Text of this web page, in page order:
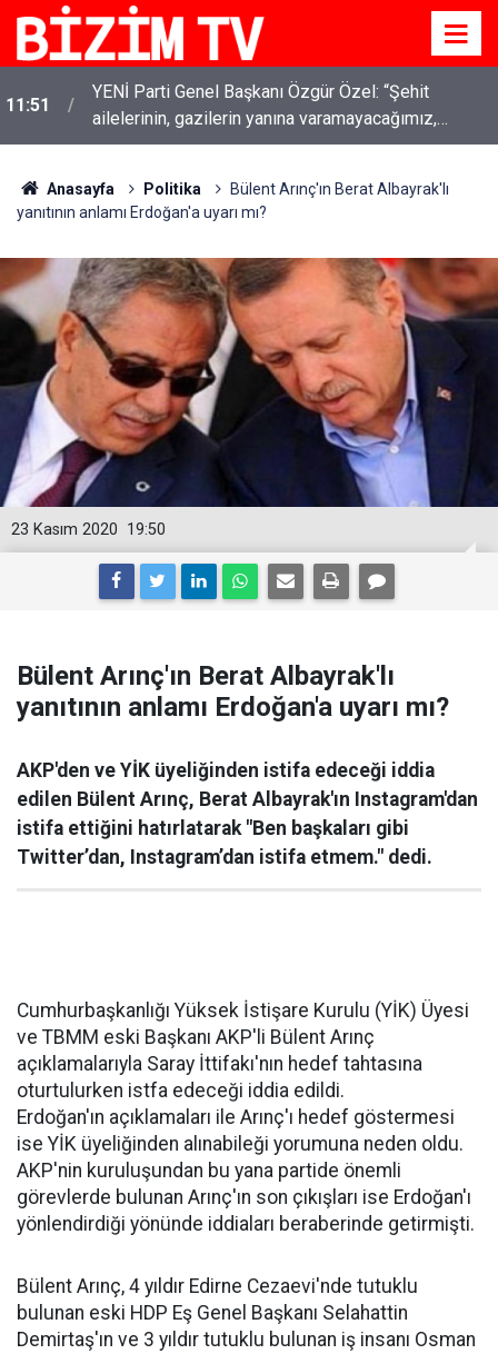
11:51
YENİ Parti Genel Başkanı Özgür Özel: “Şehit
ailelerinin, gazilerin yanına varamayacağımız,
gözüne bakamayacağımız işlerin içinde olmayız”
Anasayfa Politika
Bülent Arınç'ın Berat Albayrak'lı
yanıtının anlamı Erdoğan'a uyarı mı?
19:50
23 Kasım 2020
Bülent Arınç'ın Berat Albayrak'lı
yanıtının anlamı Erdoğan'a uyarı mı?
AKP'den ve YİK üyeliğinden istifa edeceği iddia
edilen Bülent Arınç, Berat Albayrak'ın Instagram'dan
istifa ettiğini hatırlatarak "Ben başkaları gibi
Twitter’dan, Instagram’dan istifa etmem." dedi.
Cumhurbaşkanlığı Yüksek İstişare Kurulu (YİK) Üyesi
ve TBMM eski Başkanı AKP'li Bülent Arınç
açıklamalarıyla Saray İttifakı'nın hedef tahtasına
oturtulurken istfa edeceği iddia edildi.
Erdoğan'ın açıklamaları ile Arınç'ı hedef göstermesi
ise YİK üyeliğinden alınabileği yorumuna neden oldu.
AKP'nin kuruluşundan bu yana partide önemli
görevlerde bulunan Arınç'ın son çıkışları ise Erdoğan'ı
yönlendirdiği yönünde iddiaları beraberinde getirmişti.
Bülent Arınç, 4 yıldır Edirne Cezaevi'nde tutuklu
bulunan eski HDP Eş Genel Başkanı Selahattin
Demirtaş'ın ve 3 yıldır tutuklu bulunan iş insanı Osman